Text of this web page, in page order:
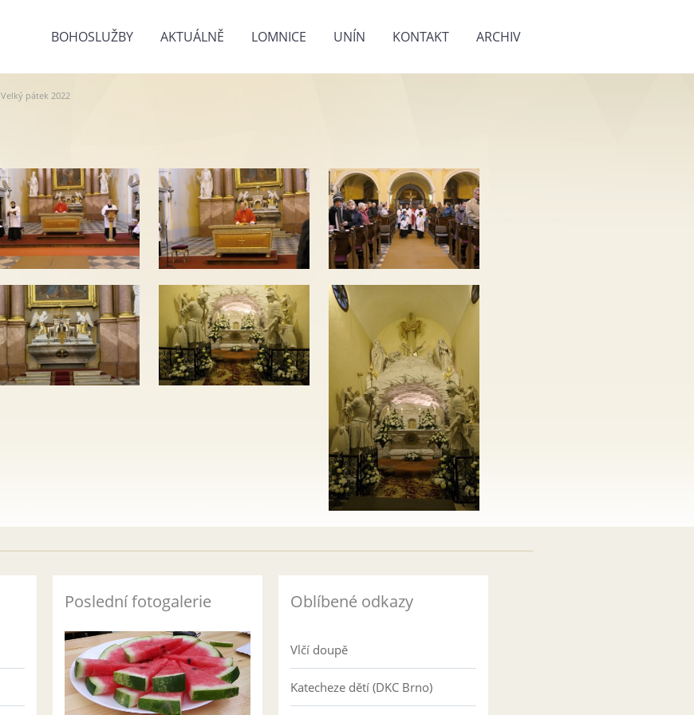
BOHOSLUŽBY AKTUÁLNĚ LOMNICE UNÍN KONTAKT ARCHIV
Velký pátek 2022
Poslední fotogalerie Oblíbené odkazy
Vlčí doupě
Katecheze dětí (DKC Brno)